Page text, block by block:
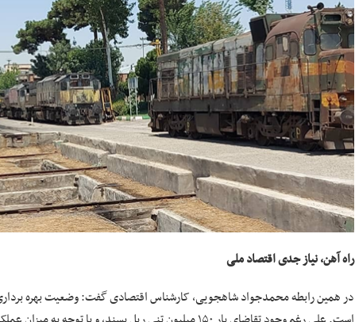
راه آهن، نیاز جدی اقتصاد ملی
در همین رابطه محمدجواد شاهجویی، کارشناس اقتصادی گفت: وضعیت بهره